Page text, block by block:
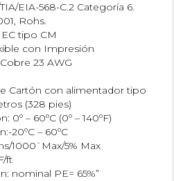
EIA-568-C.2 Categoría 6.
Rohs.
tipo CM
con Impresión
23 AWG
Cartón con alimentador tipo
(328 pies)
0º – 60ºC (0º – 140ºF)
20ºC – 60ºC
1000`Max/5% Max
ft
nominal PE= 65%”